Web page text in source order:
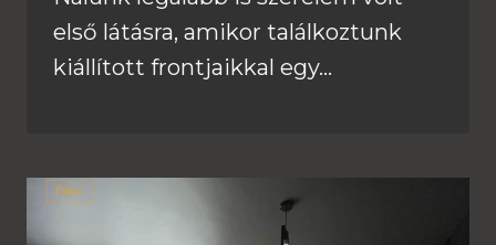
első látásra, amikor találkoztunk
kiállított frontjaikkal egy…